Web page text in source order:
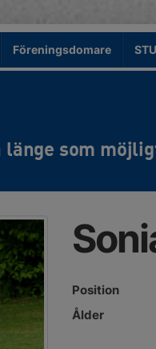
Föreningsdomare STU
Position
Ålder